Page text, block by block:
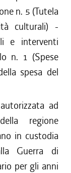
n. 5 (Tutela
culturali) -
e interventi
n. 1 (Spese
spesa del
ad
regione
in custodia
Guerra di
per gli anni